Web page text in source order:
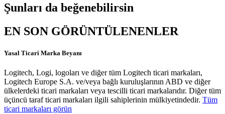
Şunları da beğenebilirsin
EN SON GÖRÜNTÜLENENLER
Yasal Ticari Marka Beyanı
Logitech, Logi, logoları ve diğer tüm Logitech ticari markaları,
Logitech Europe S.A. ve/veya bağlı kuruluşlarının ABD ve diğer
ülkelerdeki ticari markaları veya tescilli ticari markalarıdır. Diğer tüm
üçüncü taraf ticari markaları ilgili sahiplerinin mülkiyetindedir. Tüm
ticari markaları görün